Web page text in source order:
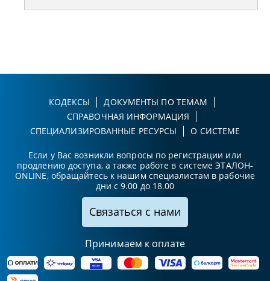
КОДЕКСЫ
ДОКУМЕНТЫ ПО ТЕМАМ
СПРАВОЧНАЯ ИНФОРМАЦИЯ
СПЕЦИАЛИЗИРОВАННЫЕ РЕСУРСЫ
О СИСТЕМЕ
Если у Вас возникли вопросы по регистрации или
продлению доступа, а также работе в системе ЭТАЛОН-
ONLINE, обращайтесь к нашим специалистам в рабочие
дни с 9.00 до 18.00
Связаться с нами
Принимаем к оплате